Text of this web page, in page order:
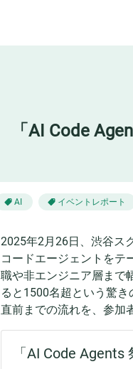
「AI Code
AI イベントレポート
2025年2月26日、渋谷ス
コードエージェントをテ
職や非エンジニア層まで
ると1500名超という驚
直前までの流れを、参加